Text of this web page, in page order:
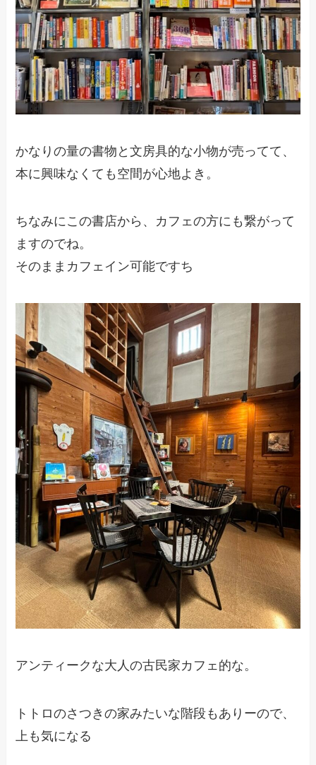
かなりの量の書物と文房具的な小物が売ってて、
本に興味なくても空間が心地よき。
ちなみにこの書店から、カフェの方にも繋がって
ますのでね。
そのままカフェイン可能ですち
アンティークな大人の古民家カフェ的な。
トトロのさつきの家みたいな階段もありーので、
上も気になる